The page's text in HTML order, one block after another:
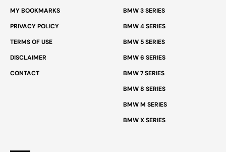
MY BOOKMARKS
PRIVACY POLICY
TERMS OF USE
DISCLAIMER
CONTACT
BMW 3 SERIES
BMW 4 SERIES
BMW 5 SERIES
BMW 6 SERIES
BMW 7 SERIES
BMW 8 SERIES
BMW M SERIES
BMW X SERIES